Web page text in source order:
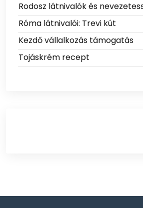
Rodosz látnivalók és
Róma látnivalói: Trevi kút
Kezdő vállalkozás támogatás
Tojáskrém recept